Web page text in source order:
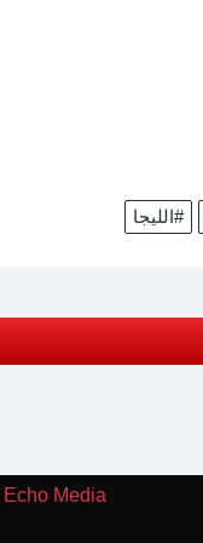
#الليجا
Echo Media